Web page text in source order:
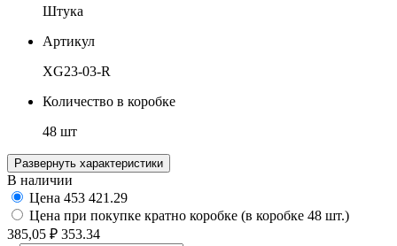
Штука
Артикул
XG23-03-R
Количество в коробке
48 шт
Развернуть характеристики
В наличии
Цена 453 421.29
Цена при покупке кратно коробке (в коробке 48 шт.)
385,05 ₽ 353.34